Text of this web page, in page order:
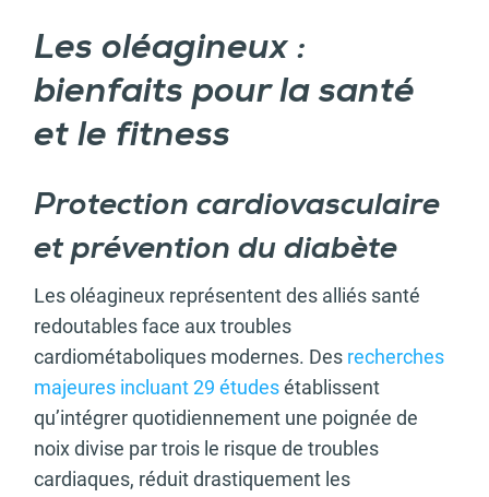
Les oléagineux :
bienfaits pour la santé
et le fitness
Protection cardiovasculaire
et prévention du diabète
Les oléagineux représentent des alliés santé
redoutables face aux troubles
cardiométaboliques modernes. Des recherches
majeures incluant 29 étudesétablissent
qu’intégrer quotidiennement une poignée de
noix divise par trois le risque de troubles
cardiaques, réduit drastiquement les